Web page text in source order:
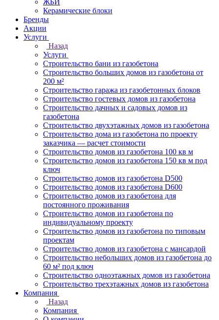
ЖБИ
Керамические блоки
Бренды
Акции
Услуги
Назад
Услуги
Строительство бани из газобетона
Строительство больших домов из газобетона от
200 м²
Строительство гаража из газобетонных блоков
Строительство гостевых домов из газобетона
Строительство дачных и садовых домов из
газобетона
Строительство двухэтажных домов из газобетона
Строительство дома из газобетона по проекту
заказчика — расчет стоимости
Строительство домов из газобетона 100 кв м
Строительство домов из газобетона 150 кв м под
ключ
Строительство домов из газобетона D500
Строительство домов из газобетона D600
Строительство домов из газобетона для
постоянного проживания
Строительство домов из газобетона по
индивидуальному проекту
Строительство домов из газобетона по типовым
проектам
Строительство домов из газобетона с мансардой
Строительство небольших домов из газобетона до
60 м² под ключ
Строительство одноэтажных домов из газобетона
Строительство трехэтажных домов из газобетона
Компания
Назад
Компания